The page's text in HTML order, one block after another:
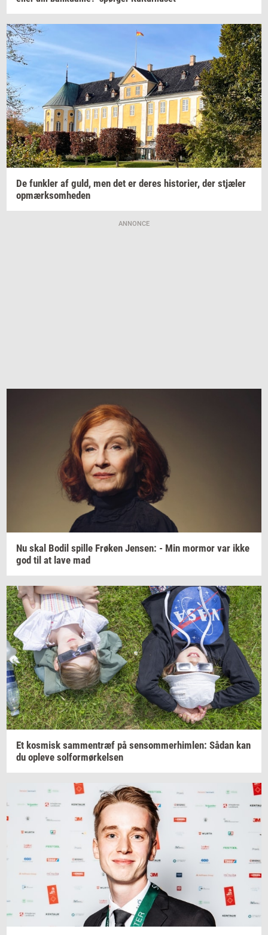
De funk­ler af guld, men det er deres hi­sto­ri­er, der stjæ­ler
op­mærk­som­he­den
ANNONCE
Nu skal Bodil spil­le Frø­ken Jen­sen: - Min mor­mor var ikke
god til at lave mad
Et kos­misk sam­men­træf på sen­som­mer­him­len: Sådan kan
du op­le­ve sol­for­mør­kel­sen